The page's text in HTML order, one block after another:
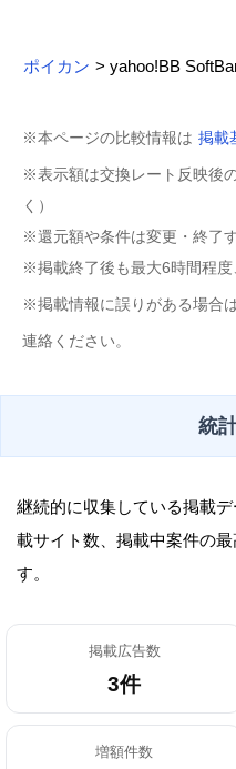
ポイカン > yahoo!BB
※本ページの比較情報は 掲載
※表示額は交換レート反映後
く）
※還元額や条件は変更・終了
※掲載終了後も最大6時間程度
※掲載情報に誤りがある場合は
連絡ください。
統
継続的に収集している掲載
載サイト数、掲載中案件の
す。
掲載広告数
3件
増額件数